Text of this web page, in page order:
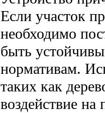
Если участок
необходимо
быть
нормативам.
таких как
воздействие